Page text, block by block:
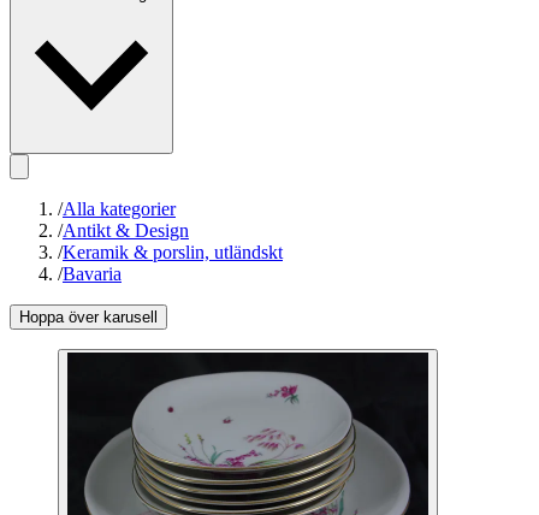
/Alla kategorier
/Antikt & Design
/Keramik & porslin, utländskt
/Bavaria
Hoppa över karusell